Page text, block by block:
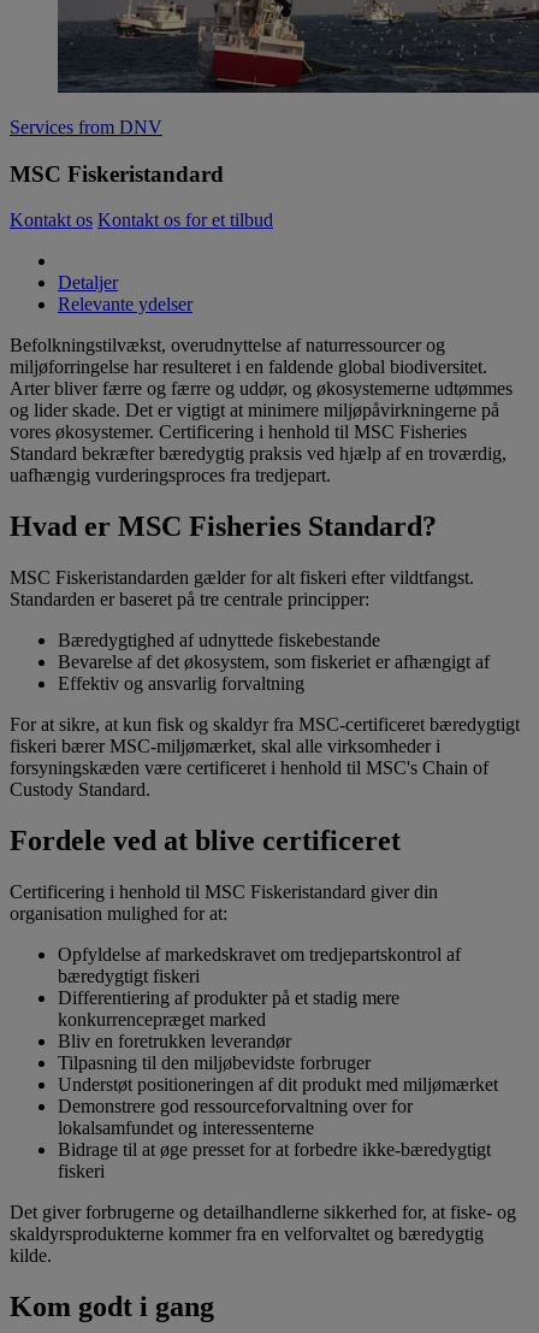
Services from DNV
MSC Fiskeristandard
Kontakt os Kontakt os for et tilbud
Detaljer
Relevante ydelser
Befolkningstilvækst, overudnyttelse af naturressourcer og
miljøforringelse har resulteret i en faldende global biodiversitet.
Arter bliver færre og færre og uddør, og økosystemerne udtømmes
og lider skade. Det er vigtigt at minimere miljøpåvirkningerne på
vores økosystemer. Certificering i henhold til MSC Fisheries
Standard bekræfter bæredygtig praksis ved hjælp af en troværdig,
uafhængig vurderingsproces fra tredjepart.
Hvad er MSC Fisheries Standard?
MSC Fiskeristandarden gælder for alt fiskeri efter vildtfangst.
Standarden er baseret på tre centrale principper:
Bæredygtighed af udnyttede fiskebestande
Bevarelse af det økosystem, som fiskeriet er afhængigt af
Effektiv og ansvarlig forvaltning
For at sikre, at kun fisk og skaldyr fra MSC-certificeret bæredygtigt
fiskeri bærer MSC-miljømærket, skal alle virksomheder i
forsyningskæden være certificeret i henhold til MSC's Chain of
Custody Standard.
Fordele ved at blive certificeret
Certificering i henhold til MSC Fiskeristandard giver din
organisation mulighed for at:
Opfyldelse af markedskravet om tredjepartskontrol af
bæredygtigt fiskeri
Differentiering af produkter på et stadig mere
konkurrencepræget marked
Bliv en foretrukken leverandør
Tilpasning til den miljøbevidste forbruger
Understøt positioneringen af dit produkt med miljømærket
Demonstrere god ressourceforvaltning over for
lokalsamfundet og interessenterne
Bidrage til at øge presset for at forbedre ikke-bæredygtigt
fiskeri
Det giver forbrugerne og detailhandlerne sikkerhed for, at fiske- og
skaldyrsprodukterne kommer fra en velforvaltet og bæredygtig
kilde.
Kom godt i gang